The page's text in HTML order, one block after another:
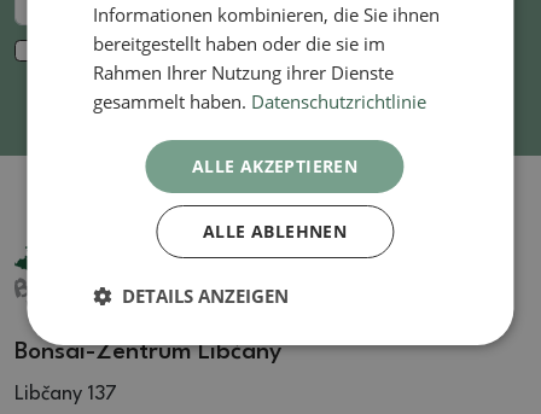
Ich bin mit der Verarbeitung personenbezogener
Datenzu Marketingzwecken einverstanden. *
Bonsai-Zentrum Libčany
Libčany 137
Informationen kombinieren, die Sie ihnen
bereitgestellt haben oder die sie im
Rahmen Ihrer Nutzung ihrer Dienste
gesammelt haben. Datenschutzrichtlinie
ALLE AKZEPTIEREN
ALLE ABLEHNEN
DETAILS ANZEIGEN